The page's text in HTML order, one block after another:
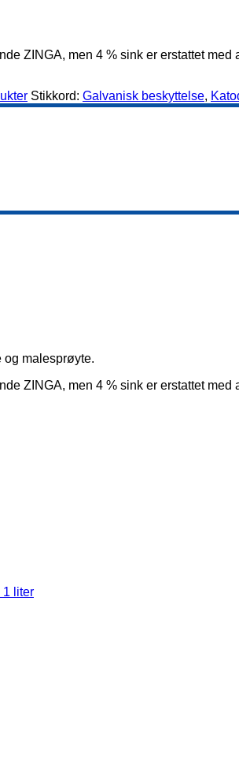
ZINGA, men 4 % sink er erstattet
Stikkord: Galvanisk beskyttelse,
og malesprøyte.
ZINGA, men 4 % sink er erstattet